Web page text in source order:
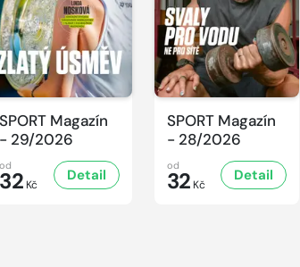
SPORT Magazín
- 29/2026
od
32 Kč
Detail
SPORT Magazín
- 28/2026
od
32 Kč
Detail